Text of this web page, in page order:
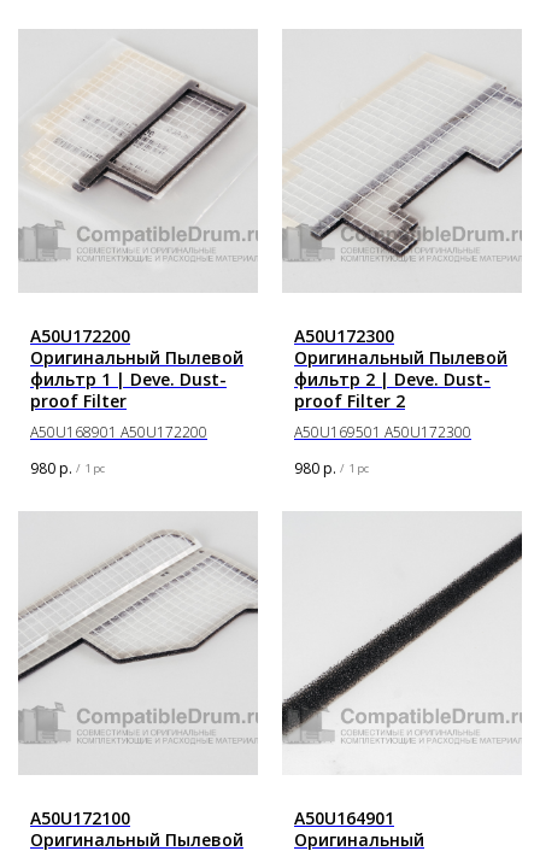
A50U172200
Оригинальный Пылевой
фильтр 1 | Deve. Dust-
proof Filter
A50U168901 A50U172200
980р. / 1 pc
A50U172300
Оригинальный Пылевой
фильтр 2 | Deve. Dust-
proof Filter 2
A50U169501 A50U172300
980р. / 1 pc
A50U172100
Оригинальный Пылевой
A50U164901
Оригинальный